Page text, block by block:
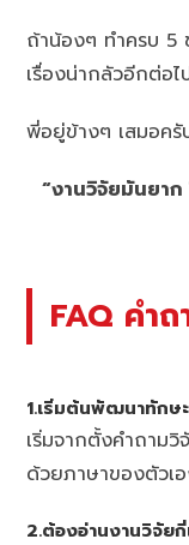
ถ้าน้องๆ ทำครบ 5
เรื่องน่ากลัวอีกต่อไ
พี่อยู่ข้างๆ เสมอครั
“งานวิจัยมันยา
FAQ คำ
1.เริ่มต้นพัฒนาทักษ
เริ่มจากตั้งคำถาม
ด้วยภาษาของตัวเ
2.ต้องอ่านงานวิจัยกี่